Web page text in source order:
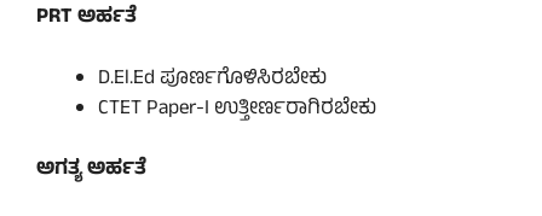
PRT ಅರ್ಹತೆ
D.El.Ed ಪೂರ್ಣಗೊಳಿಸಿರಬೇಕು
CTET Paper-I ಉತ್ತೀರ್ಣರಾಗಿರಬೇಕು
ಅಗತ್ಯ ಅರ್ಹತೆ